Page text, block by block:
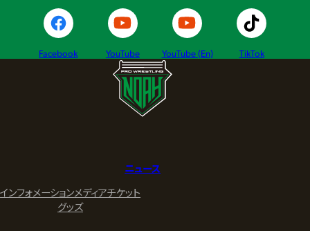
Facebook YouTube YouTube (En) TikTok
ニュース
インフォメーションメディアチケット
グッズ